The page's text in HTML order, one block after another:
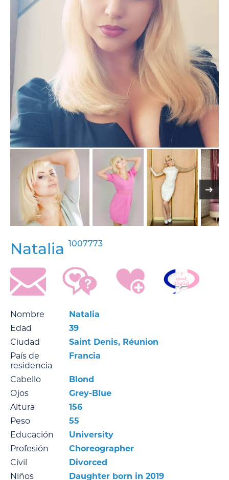
Natalia 1007773
Nombre
Natalia
Edad
39
Ciudad
Saint Denis, Réunion
País de
residencia
Francia
Cabello
Blond
Ojos
Grey-Blue
Altura
156
Peso
55
Educación
University
Profesión
Choreographer
Civil
Divorced
Niños
Daughter born in 2019